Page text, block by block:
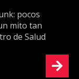
pocos
mito tan
de Salud